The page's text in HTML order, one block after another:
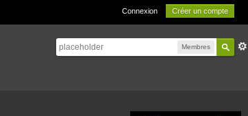
Connexion Créer un compte
Membres